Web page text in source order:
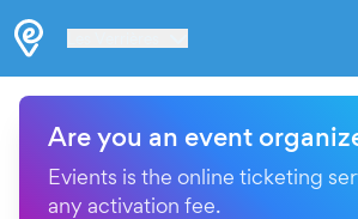
Are you an event
Evients is the online ticketing
any activation fee.